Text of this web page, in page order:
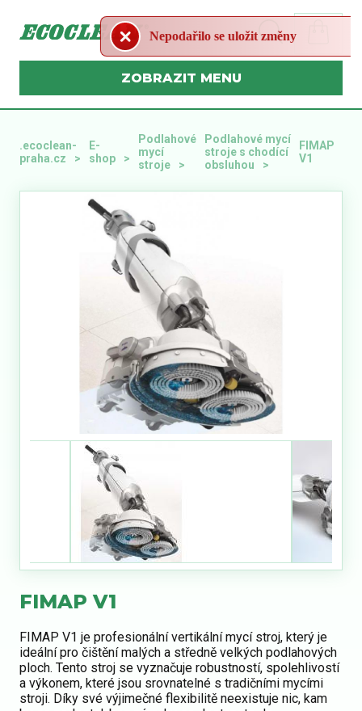
MENU
.ecoclean-
praha.cz
E-
shop
Podlahové
mycí
stroje
Podlahové mycí
stroje s chodící
obsluhou
FIMAP
V1
FIMAP V1
FIMAP V1 je profesionální vertikální mycí stroj, který je
ideální pro čištění malých a středně velkých podlahových
ploch. Tento stroj se vyznačuje robustností, spolehlivostí
a výkonem, které jsou srovnatelné s tradičními mycími
stroji. Díky své výjimečné flexibilitě neexistuje nic, kam